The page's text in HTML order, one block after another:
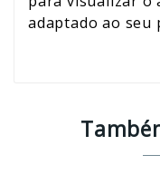
adaptado ao seu